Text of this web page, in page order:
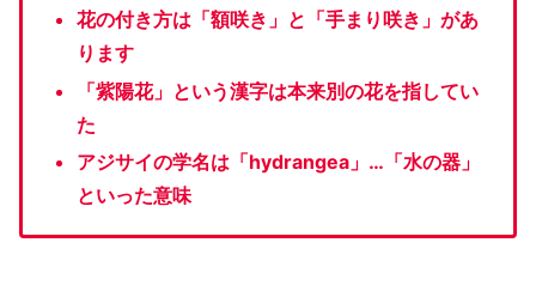
花の付き方は「額咲き」と「手まり咲き」があ
ります
「紫陽花」という漢字は本来別の花を指してい
た
アジサイの学名は「hydrangea」…「水の器」
といった意味